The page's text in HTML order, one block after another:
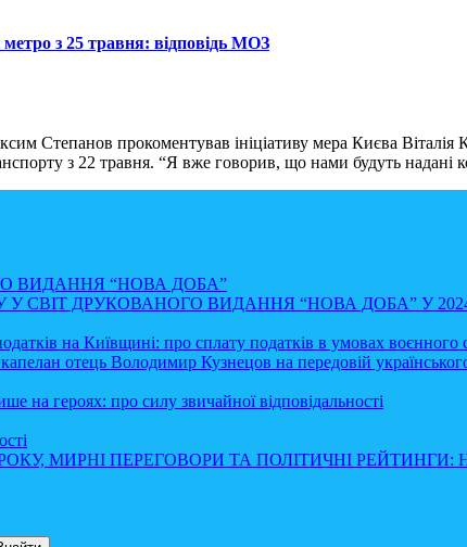
з 25 травня: відповідь МОЗ
Степанов прокоментував ініціативу мера Києва
з 22 травня. “Я вже говорив, що нами будуть надані
ВИДАННЯ “НОВА ДОБА”
У СВІТ ДРУКОВАНОГО ВИДАННЯ “НОВА ДОБА” У
на Київщині: про сплату податків в умовах воєнного
отець Володимир Кузнецов на передовій
на героях: про силу звичайної відповідальності
МИРНІ ПЕРЕГОВОРИ ТА ПОЛІТИЧНІ РЕЙТИНГИ: